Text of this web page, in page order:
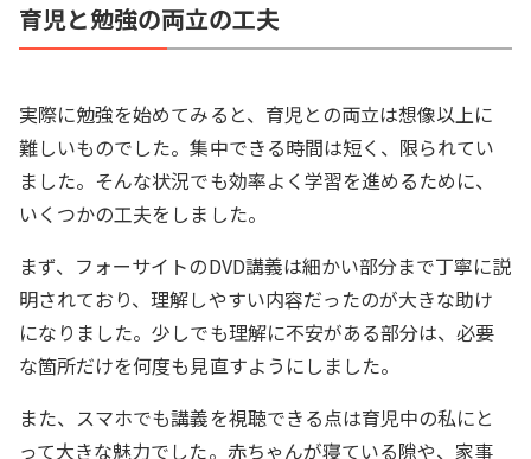
育児と勉強の両立の工夫
実際に勉強を始めてみると、育児との両立は想像以上に
難しいものでした。集中できる時間は短く、限られてい
ました。そんな状況でも効率よく学習を進めるために、
いくつかの工夫をしました。
まず、フォーサイトのDVD講義は細かい部分まで丁寧に説
明されており、理解しやすい内容だったのが大きな助け
になりました。少しでも理解に不安がある部分は、必要
な箇所だけを何度も見直すようにしました。
また、スマホでも講義を視聴できる点は育児中の私にと
って大きな魅力でした。赤ちゃんが寝ている隙や、家事